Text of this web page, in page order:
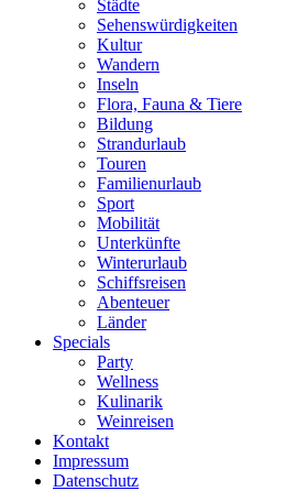
Städte
Sehenswürdigkeiten
Kultur
Wandern
Inseln
Flora, Fauna & Tiere
Bildung
Strandurlaub
Touren
Familienurlaub
Sport
Mobilität
Unterkünfte
Winterurlaub
Schiffsreisen
Abenteuer
Länder
Specials
Party
Wellness
Kulinarik
Weinreisen
Kontakt
Impressum
Datenschutz